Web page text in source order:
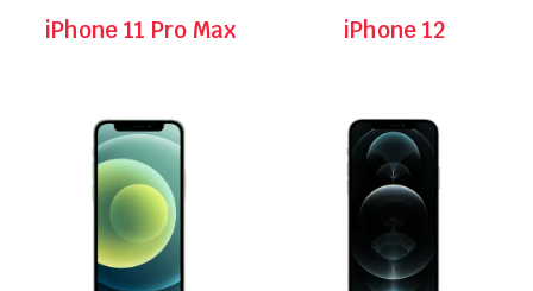
iPhone 11 Pro Max iPhone 12